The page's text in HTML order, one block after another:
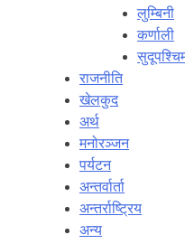
लुम्बिनी
कर्णाली
राजनीति
खेलकुद
अर्थ
मनोरञ्‍जन
पर्यटन
अन्तर्वार्ता
अन्तर्राष्‍ट्रिय
अन्य